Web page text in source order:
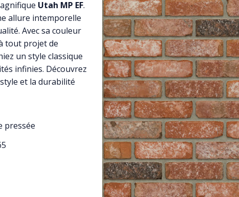
Utah MP EF.
allure intemporelle
Avec sa couleur
tout projet de
un style classique
infinies. Découvrez
et la durabilité
pressée